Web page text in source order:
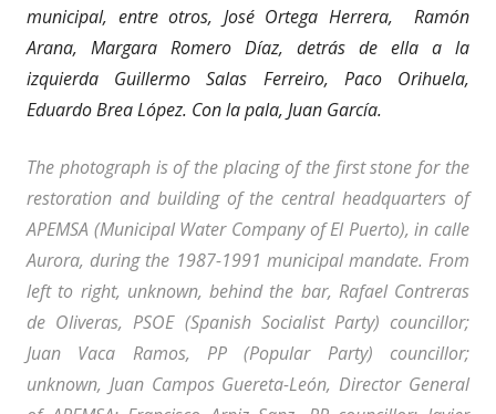
municipal, entre otros, José Ortega Herrera, Ramón
Arana, Margara Romero Díaz, detrás de ella a la
izquierda Guillermo Salas Ferreiro, Paco Orihuela,
Eduardo Brea López. Con la pala, Juan García.
The photograph is of the placing of the first stone for the
restoration and building of the central headquarters of
APEMSA (Municipal Water Company of El Puerto), in calle
Aurora, during the 1987-1991 municipal mandate. From
left to right, unknown, behind the bar, Rafael Contreras
de Oliveras, PSOE (Spanish Socialist Party) councillor;
Juan Vaca Ramos, PP (Popular Party) councillor;
unknown, Juan Campos Guereta-León, Director General